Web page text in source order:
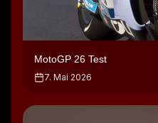
MotoGP 26 Test
7. Mai 2026